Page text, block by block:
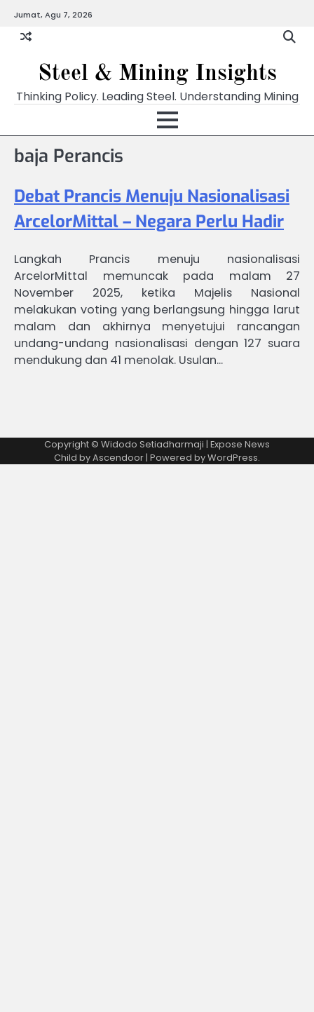
content
Jumat, Agu 7, 2026
Steel & Mining Insights
Thinking Policy. Leading Steel. Understanding Mining
baja Perancis
Debat Prancis Menuju Nasionalisasi
ArcelorMittal – Negara Perlu Hadir
Langkah Prancis menuju nasionalisasi
ArcelorMittal memuncak pada malam 27
November 2025, ketika Majelis Nasional
melakukan voting yang berlangsung hingga larut
malam dan akhirnya menyetujui rancangan
undang-undang nasionalisasi dengan 127 suara
mendukung dan 41 menolak. Usulan…
Copyright © Widodo Setiadharmaji | Expose News
Child byAscendoor| Powered byWordPress.